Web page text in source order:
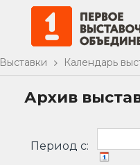
Выставки Календарь
Архив
Период c: